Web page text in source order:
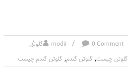
modir 0 Comment
گلوتن
گلوتن چیست, گلوتن گندم, گلوتن گندم چیست